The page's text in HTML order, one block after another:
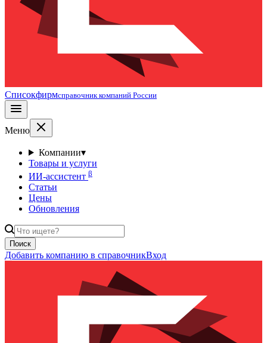
Списокфирмсправочник компаний России
Меню
Компании▾
Товары и услуги
ИИ-ассистент β
Статьи
Цены
Обновления
Поиск
Добавить компанию в справочникВход